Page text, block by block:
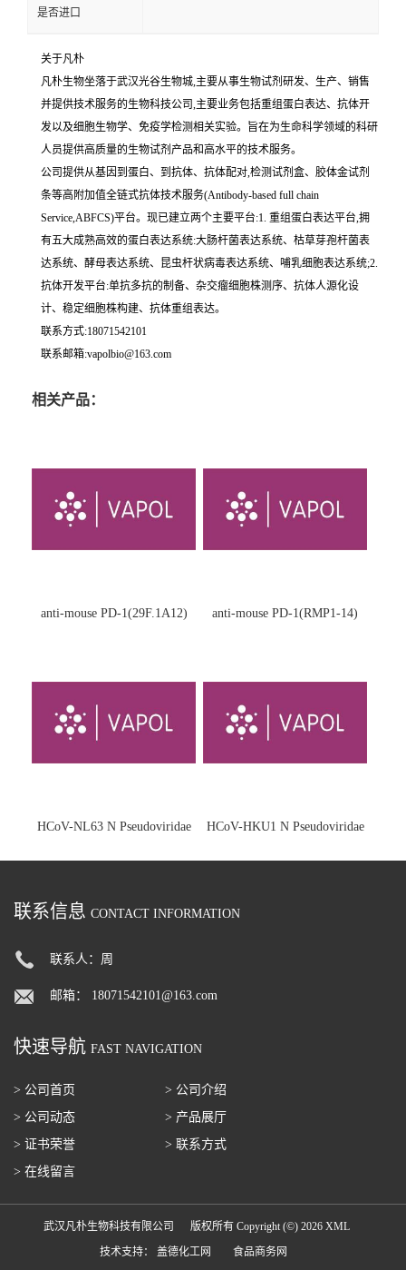
是否进口
关于凡朴
凡朴生物坐落于武汉光谷生物城,主要从事生物试剂研发、生产、销售
并提供技术服务的生物科技公司,主要业务包括重组蛋白表达、抗体开
发以及细胞生物学、免疫学检测相关实验。旨在为生命科学领域的科研
人员提供高质量的生物试剂产品和高水平的技术服务。
公司提供从基因到蛋白、到抗体、抗体配对,检测试剂盒、胶体金试剂
条等高附加值全链式抗体技术服务(Antibody-based full chain
Service,ABFCS)平台。现已建立两个主要平台:1. 重组蛋白表达平台,拥
有五大成熟高效的蛋白表达系统:大肠杆菌表达系统、枯草芽孢杆菌表
达系统、酵母表达系统、昆虫杆状病毒表达系统、哺乳细胞表达系统;2.
抗体开发平台:单抗多抗的制备、杂交瘤细胞株测序、抗体人源化设
计、稳定细胞株构建、抗体重组表达。
联系方式:18071542101
联系邮箱:vapolbio@163.com
相关产品：
anti-mouse PD-1(29F.1A12) anti-mouse PD-1(RMP1-14)
HCoV-NL63 N Pseudoviridae HCoV-HKU1 N Pseudoviridae
联系信息 CONTACT INFORMATION
联系人：周
邮箱： 18071542101@163.com
快速导航 FAST NAVIGATION
> 公司首页
> 公司介绍
> 公司动态
> 产品展厅
> 证书荣誉
> 联系方式
> 在线留言
武汉凡朴生物科技有限公司 版权所有 Copyright (©) 2026 XML
技术支持： 盖德化工网 食品商务网